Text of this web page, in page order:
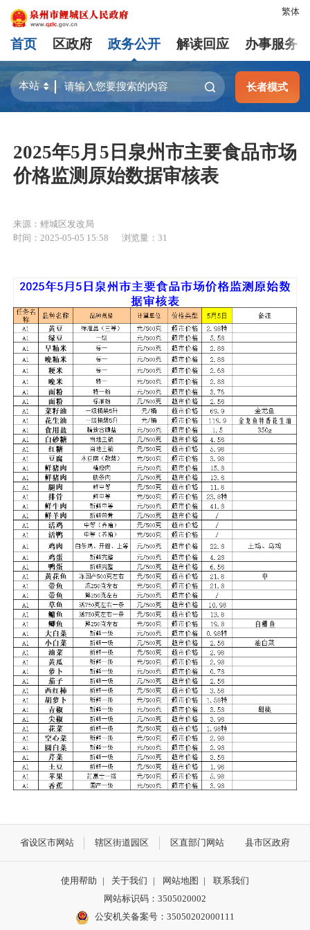
繁体
首页 区政府 政务公开 解读回应 办事服务
长者模式
2025年5月5日泉州市主要食品市场
价格监测原始数据审核表
来源：鲤城区发改局
时间：2025-05-05 15:58
浏览量： 31
省设区市网站 辖区街道园区 区直部门网站 县市区政府
使用帮助 | 关于我们 | 网站地图 |
联系我们
网站标识码：3505020002
公安机关备案号：35050202000111